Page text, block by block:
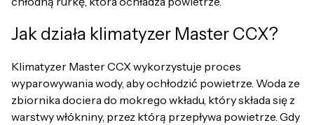
Jak działa klimatyzer Master CCX?
Klimatyzer Master CCX wykorzystuje proces
wyparowywania wody, aby ochłodzić powietrze. Woda ze
zbiornika dociera do mokrego wkładu, który składa się z
warstwy włókniny, przez którą przepływa powietrze. Gdy